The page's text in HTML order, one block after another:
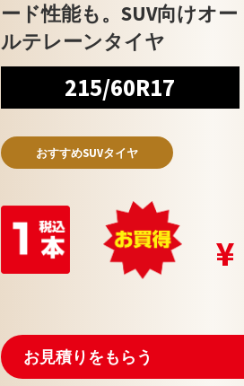
ード性能も。SUV向けオー
ルテレーンタイヤ
215/60R17
おすすめSUVタイヤ
お見積りをもらう